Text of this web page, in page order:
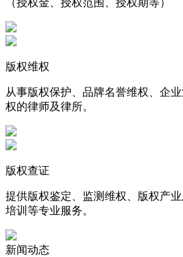
（授权金、授权范围、授权期等）
版权维权
从事版权保护、品牌名誉维权、企
权的律师及律所。
版权查证
提供版权鉴定、监测维权、版权产
培训等专业服务。
新闻动态